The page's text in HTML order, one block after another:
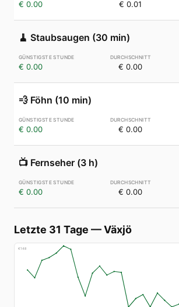
€ 0.00 € 0.01
🧹 Staubsaugen (30 min)
€ 0.00 € 0.00
💨 Föhn (10 min)
€ 0.00 € 0.00
📺 Fernseher (3 h)
€ 0.00 € 0.00
Letzte 31 Tage —Växjö
€148